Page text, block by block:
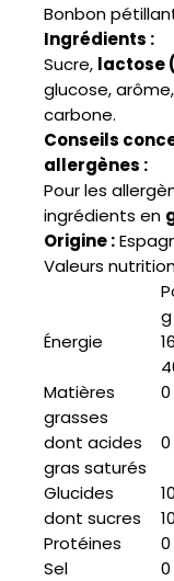
Bonbon
Ingrédients :
Sucre, lactose
glucose,
carbone.
Conseils
allergènes :
Pour les
ingrédients en
Origine :
Valeurs
g
Énergie
Matières
grasses
dont acides
gras saturés
Glucides
dont sucres
Protéines
Sel